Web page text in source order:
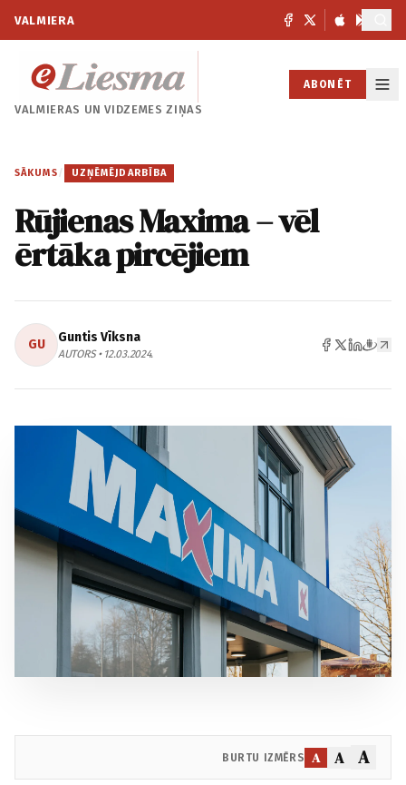
VALMIERA
VALMIERAS UNVIDZEMES ZIŅAS
ABONĒT
SĀKUMS / UZŅĒMĒJDARBĪBA
Rūjienas Maxima – vēl
ērtāka pircējiem
GU Guntis Vīksna
AUTORS • 12.03.2024.
BURTU IZMĒRS A A A